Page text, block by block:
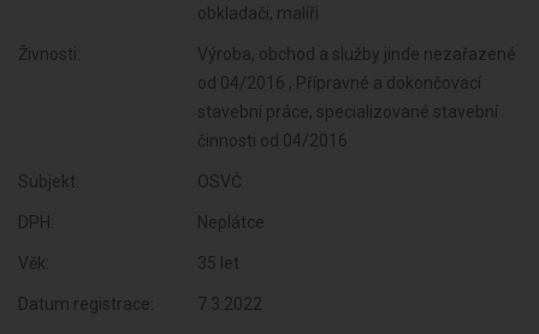
obkladači, malíři
Živnosti:
Výroba, obchod a služby jinde nezařazené
od 04/2016 , Přípravné a dokončovací
stavební práce, specializované stavební
činnosti od 04/2016
Subjekt: OSVČ
DPH: Neplátce
Věk: 35 let
Datum registrace: 7.3.2022